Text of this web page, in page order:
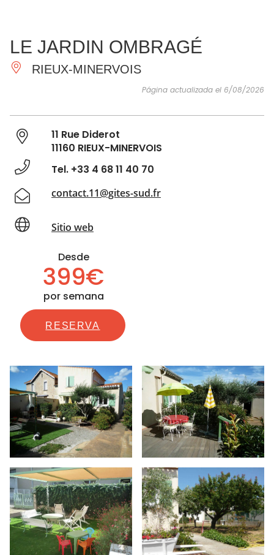
IMPRESCINDIBLES
HACER
INSPIRACIONES
LE JARDIN OMBRAGÉ
RIEUX-MINERVOIS
Página actualizada el 6/08/2026
11 Rue Diderot
11160 RIEUX-MINERVOIS
Tel. +33 4 68 11 40 70
contact.11@gites-sud.fr
Sitio web
Desde
399€
por semana
RESERVA